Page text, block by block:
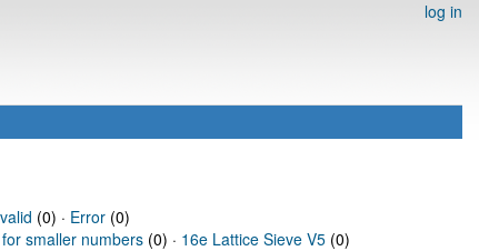
log in
(0) · Error(0)
smaller numbers (0) · 16e Lattice Sieve V5 (0)